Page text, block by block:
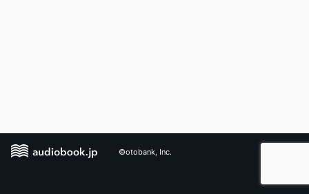
©otobank, Inc.